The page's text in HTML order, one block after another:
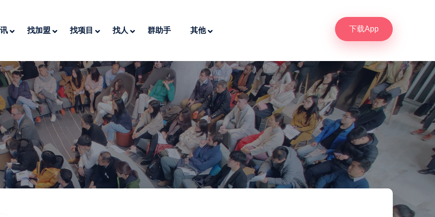
找加盟 找项目 找人 群助手 其他 下载App